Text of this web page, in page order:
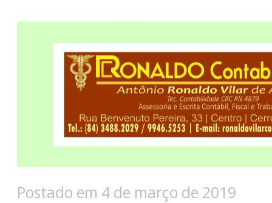
Postado em 4 de março de 2019